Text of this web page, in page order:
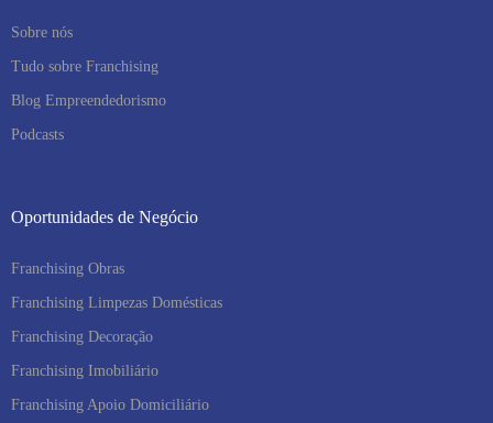
Sobre nós
Tudo sobre Franchising
Blog Empreendedorismo
Podcasts
Oportunidades de Negócio
Franchising Obras
Franchising Limpezas Domésticas
Franchising Decoração
Franchising Imobiliário
Franchising Apoio Domiciliário